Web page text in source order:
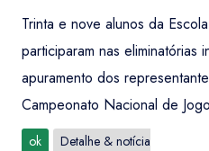
Trinta e nove alunos da
participaram nas eliminatórias
apuramento dos
Campeonato Nacional de
ok
Detalhe & notícia